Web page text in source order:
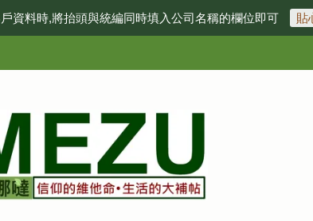
資料時,將抬頭與統編同時填入公司名稱的欄位即可 貼